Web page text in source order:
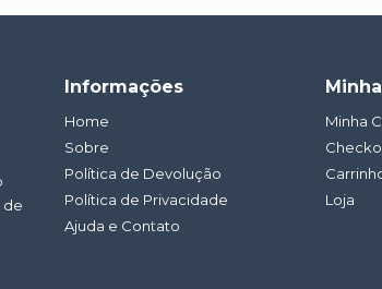
de
Informações
Home
Sobre
Política de Devolução
Política de Privacidade
Ajuda e Contato
Minha
Loja